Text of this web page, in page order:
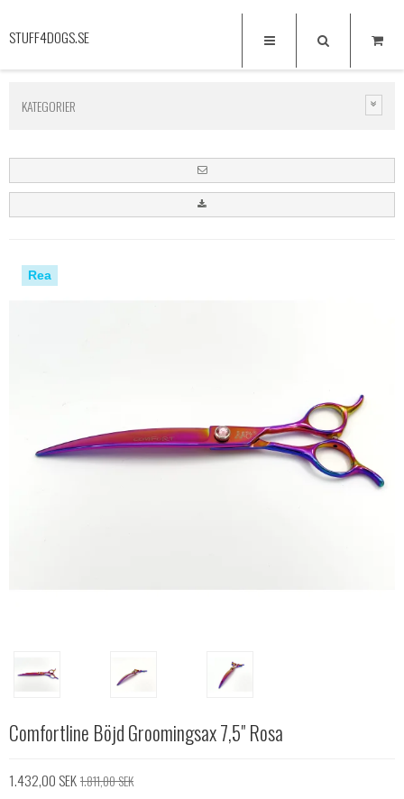
STUFF4DOGS.SE
KATEGORIER
Rea
Comfortline Böjd Groomingsax 7,5" Rosa
1.432,00 SEK1.811,00 SEK